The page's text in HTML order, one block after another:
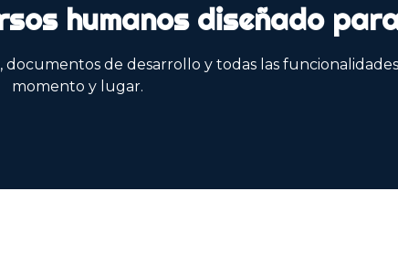
humanos diseñado
de desarrollo y todas las
momento y lugar.